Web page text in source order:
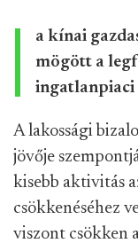
a kínai
mögött a
ingatlanpiaci
A lakossági
jövője
kisebb aktivitás
csökkenéséhez
viszont csökken